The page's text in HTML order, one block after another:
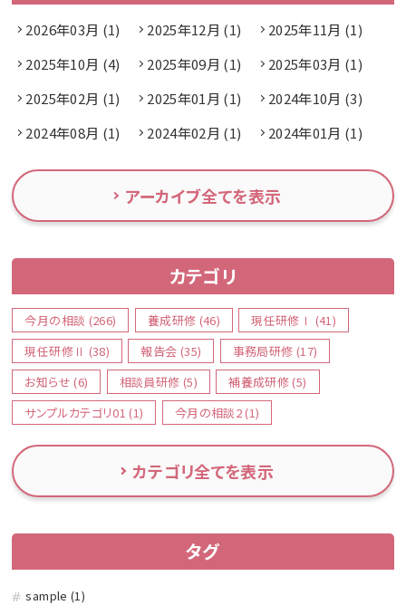
2026年03月 (1) 2025年12月 (1)
2025年11月 (1)
2025年10月 (4)
2025年09月 (1)
2025年03月 (1)
2025年02月 (1)
2025年01月 (1)
2024年10月 (3)
2024年08月 (1)
2024年02月 (1) 2024年01月 (1)
アーカイブ全てを表示
カテゴリ
今月の相談 (266) 養成研修 (46)
現任研修Ⅰ (41)
現任研修Ⅱ (38)
報告会 (35)
事務局研修 (17)
お知らせ (6)
相談員研修 (5)
補養成研修 (5)
サンプルカテゴリ01 (1)
今月の相談2 (1)
カテゴリ全てを表示
タグ
sample (1)